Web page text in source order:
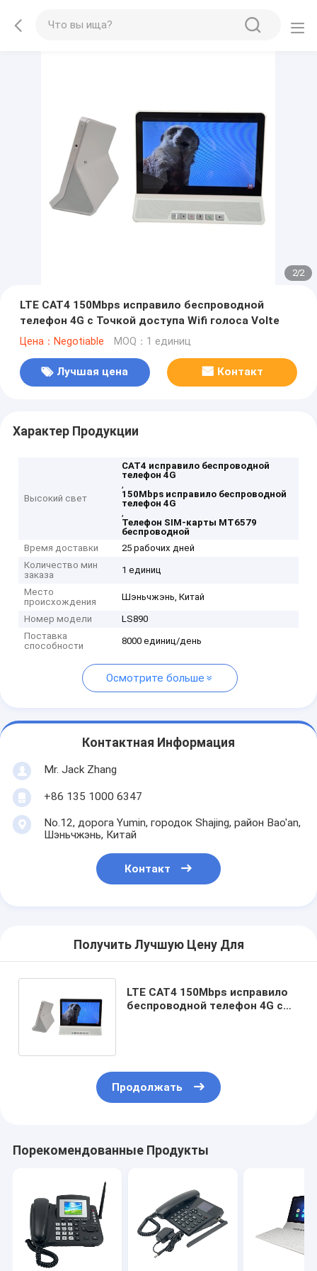
2/2
LTE CAT4 150Mbps исправило беспроводной
телефон 4G с Точкой доступа Wifi голоса Volte
Цена：Negotiable MOQ：1 единиц
Лучшая цена Контакт
Характер Продукции
Высокий свет
CAT4 исправило беспроводной
телефон 4G
,
150Mbps исправило беспроводной
телефон 4G
,
Телефон SIM-карты MT6579
беспроводной
Время доставки
25 рабочих дней
Количество мин
заказа
1 единиц
Место
происхождения
Шэньчжэнь, Китай
Номер модели
LS890
Поставка
способности
8000 единиц/день
Осмотрите больше
Контактная Информация
Mr. Jack Zhang
+86 135 1000 6347
No.12, дорога Yumin, городок Shajing, район Bao'an,
Шэньчжэнь, Китай
Контакт
Получить Лучшую Цену Для
LTE CAT4 150Mbps исправило
беспроводной телефон 4G с
Продолжать
Порекомендованные Продукты